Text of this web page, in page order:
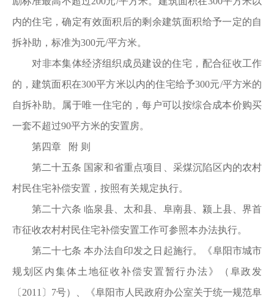
内的住宅，确定有效面积后的剩余建筑面积给予一定的自
拆补助，标准为300元/平方米。
对非本集体经济组织成员建设的住宅，配合征收工作
的，建筑面积在300平方米以内的住宅给予300元/平方米的
自拆补助。属于唯一住宅的，每户可以按综合成本价购买
一套不超过90平方米的安置房。
第四章 附 则
第二十五条 国家和省重点项目、采煤沉陷区内的农村
村民住宅补偿安置，按照有关规定执行。
第二十六条 临泉县、太和县、阜南县、颍上县、界首
市征收农村村民住宅补偿安置工作可参照本办法执行。
第二十七条 本办法自印发之日起施行。《阜阳市城市
规划区内集体土地征收补偿安置暂行办法》（阜政发
〔2011〕7号）、《阜阳市人民政府办公室关于统一规范阜